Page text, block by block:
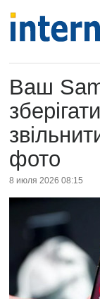
Ваш
фото
8 июля 2026 08:15